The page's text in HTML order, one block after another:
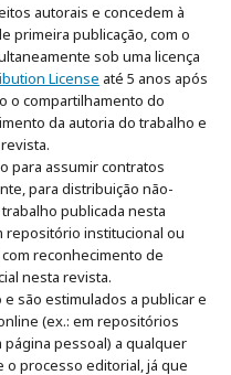
autorais e concedem à
primeira publicação, com o
sob uma licença
License até 5 anos após
o compartilhamento do
da autoria do trabalho e
para assumir contratos
para distribuição não-
publicada nesta
repositório institucional ou
reconhecimento de
nesta revista.
são estimulados a publicar e
(ex.: em repositórios
pessoal) a qualquer
processo editorial, já que